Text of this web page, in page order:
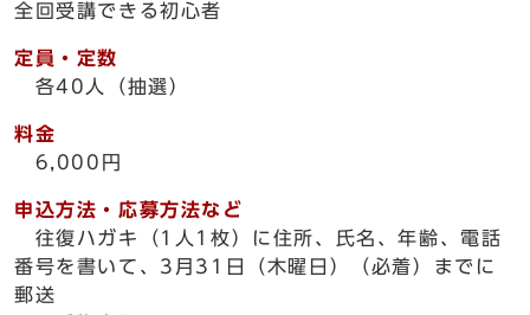
全回受講できる初心者
定員・定数
各40人（抽選）
料金
6,000円
申込方法・応募方法など
往復ハガキ（1人1枚）に住所、氏名、年齢、電話
番号を書いて、3月31日（木曜日）（必着）までに
郵送